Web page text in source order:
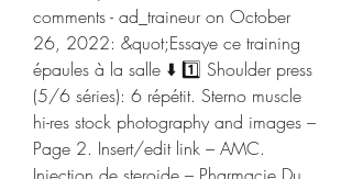
comments - ad_traineur on October
26, 2022: &quot;Essaye ce training
épaules à la salle ⬇️ 1️⃣ Shoulder press
(5/6 séries): 6 répétit. Sterno muscle
hi-res stock photography and images –
Page 2. Insert/edit link – AMC.